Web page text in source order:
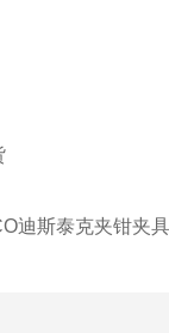
迪斯泰克夹钳夹